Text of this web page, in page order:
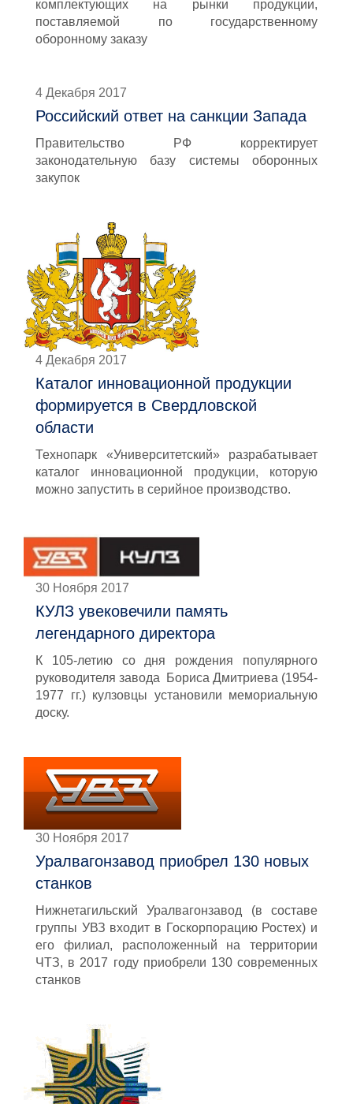
комплектующих на рынки продукции,
поставляемой по государственному
оборонному заказу
4 Декабря 2017
Российский ответ на санкции Запада
Правительство РФ корректирует
законодательную базу системы оборонных
закупок
4 Декабря 2017
Каталог инновационной продукции
формируется в Свердловской
области
Технопарк «Университетский» разрабатывает
каталог инновационной продукции, которую
можно запустить в серийное производство.
30 Ноября 2017
КУЛЗ увековечили память
легендарного директора
К 105-летию со дня рождения популярного
руководителя завода Бориса Дмитриева (1954-
1977 гг.) кулзовцы установили мемориальную
доску.
30 Ноября 2017
Уралвагонзавод приобрел 130 новых
станков
Нижнетагильский Уралвагонзавод (в составе
группы УВЗ входит в Госкорпорацию Ростех) и
его филиал, расположенный на территории
ЧТЗ, в 2017 году приобрели 130 современных
станков